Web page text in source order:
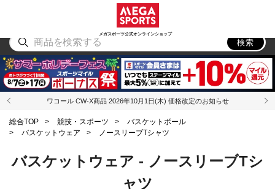
メガスポーツ公式オンラインショップ
アウトドア
検索
ワコール CW-X商品 2026年10月1日(木) 価格改定のお知らせ
総合TOP > 競技・スポーツ >
バスケットボール
>
バスケットウェア > ノースリーブTシャツ
バスケットウェア - ノースリーブTシ
ャツ